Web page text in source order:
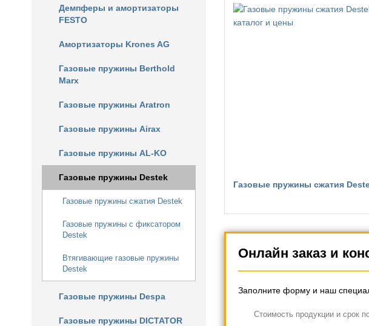
Демпферы и амортизаторы
FESTO
Амортизаторы Krones AG
Газовые пружины Berthold
Marx
Газовые пружины Aratron
Газовые пружины Airax
Газовые пружины AL-KO
Газовые пружины Destek
Газовые пружины сжатия Destek
Газовые пружины c фиксатором
Destek
Втягивающие газовые пружины
Destek
Газовые пружины Despa
Газовые пружины DICTATOR
Газовые пружины сжатия
Онлайн заказ и
Заполните форму и наш
Cтоимость продукции и срок